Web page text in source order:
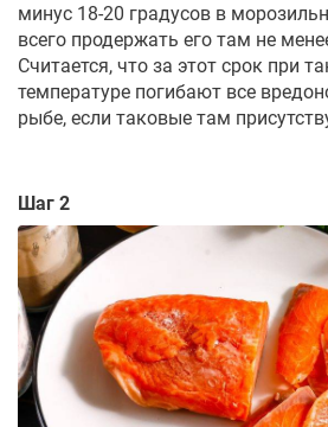
минус 18-20 градусов в
всего продержать его там не
Считается, что за этот срок при
температуре погибают все
рыбе, если таковые там
Шаг 2